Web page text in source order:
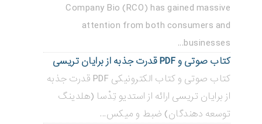
Company Bio (RCO) has gained massive
attention from both consumers and
businesses...
کتاب صوتی و PDF قدرت جذبه از برایان تریسی
کتاب صوتی و کتاب الکترونیکی PDF قدرت جذبه
از برایان تریسی ارائه از استدیو تِدْسا (هلدینگ
توسعه دهندگان) ضبط و میکس...